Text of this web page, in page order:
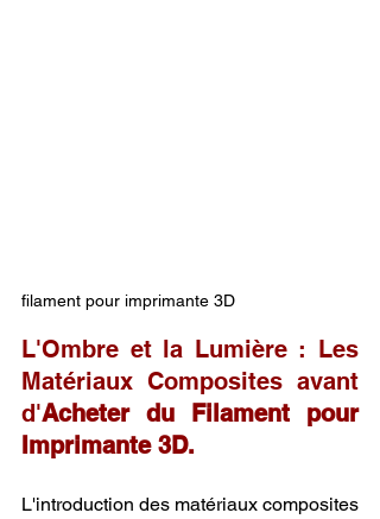
filament pour imprimante 3D
L'Ombre et la Lumière : Les
Matériaux Composites avant
d'Acheter du Filament pour
Imprimante 3D.
L'introduction des matériaux composites